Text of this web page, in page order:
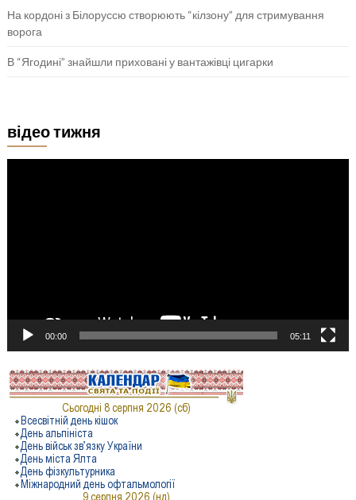
На кордоні з Білоруссю створюють “кілзону” для стримування
ворога
В “Ягодині” знайшли приховані у вантажівці цигарки
відео тижня
00:00 05:11